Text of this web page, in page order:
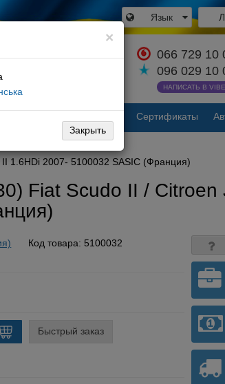
Язык
Связаться с
066 729 10
096 029 10
НАПИСАТЬ В
Сертификаты
1.6HDi 2007- 5100032 SASIC (Франция)
×
Закрыть
Fiat Scudo II / Citroen
Код товара: 5100032
Быстрый заказ